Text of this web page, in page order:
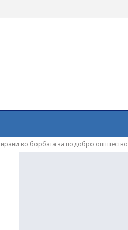
во борбата за подобро општество